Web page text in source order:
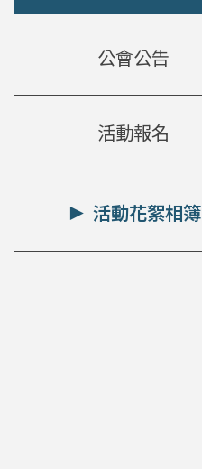
公會公告
活動報名
活動花絮相簿